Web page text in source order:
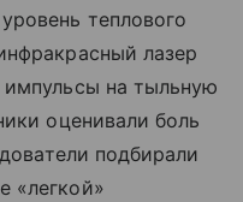
теплового
лазер
на тыльную
оценивали боль
подбирали
«легкой»